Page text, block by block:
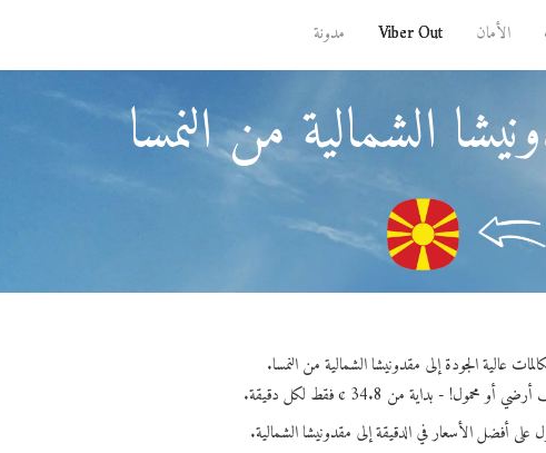
الأمان Viber Out مدونة
الشمالية من النمسا
- بداية من 34.8 ¢ فقط لكل دقيقة.
أفضل الأسعار في الدقيقة إلى مقدونيشا الشمالية.